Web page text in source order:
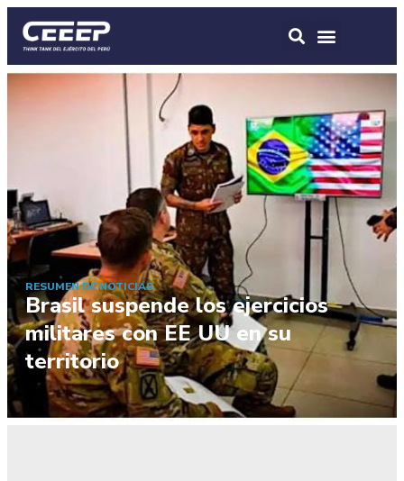
RESUMEN DE NOTICIAS
Brasil suspende los ejercicios
militares con EE UU en su
territorio